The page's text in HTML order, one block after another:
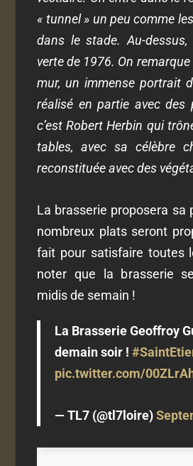
« tunnel » un peu comme
dans le stade. Au-
verte de 1976. On
mur, un immense portrait
réalisé en partie avec des
c’est Robert Herbin qui
tables, avec sa célèbre
reconstituée avec des
La brasserie proposera sa
nombreux plats seront
fait pour satisfaire toutes
noter que la brasserie
midis de semain !
La Brasserie Geoffroy
demain soir !
pic.twitter.com/
— TL7 (@tl7loire)